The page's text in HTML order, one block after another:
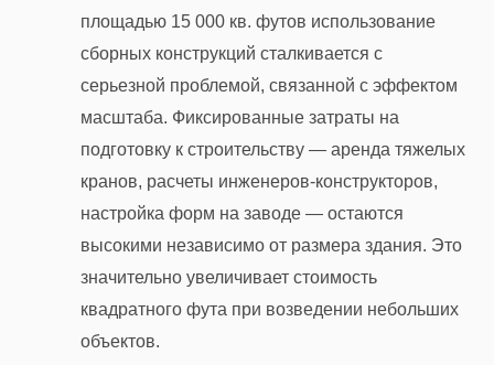
площадью 15 000 кв. футов использование
сборных конструкций сталкивается с
серьезной проблемой, связанной с эффектом
масштаба. Фиксированные затраты на
подготовку к строительству — аренда тяжелых
кранов, расчеты инженеров-конструкторов,
настройка форм на заводе — остаются
высокими независимо от размера здания. Это
значительно увеличивает стоимость
квадратного фута при возведении небольших
объектов.